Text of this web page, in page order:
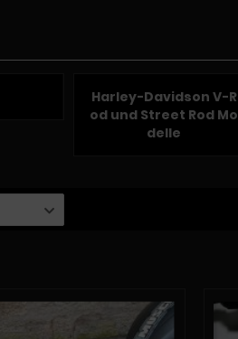
Harley-Davidson V-R
od und Street Rod Mo
delle